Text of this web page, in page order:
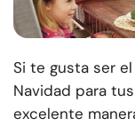
Si te gusta ser
Navidad para
excelente